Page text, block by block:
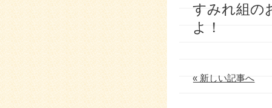
すみれ組の
よ！
« 新しい記事へ